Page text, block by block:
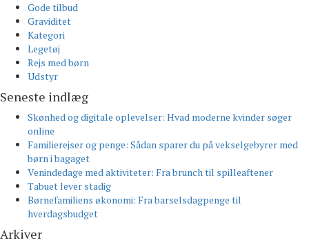
Gode tilbud
Graviditet
Kategori
Legetøj
Rejs med børn
Udstyr
Seneste indlæg
Skønhed og digitale oplevelser: Hvad moderne kvinder søger
online
Familierejser og penge: Sådan sparer du på vekselgebyrer med
børn i bagaget
Venindedage med aktiviteter: Fra brunch til spilleaftener
Tabuet lever stadig
Børnefamiliens økonomi: Fra barselsdagpenge til
hverdagsbudget
Arkiver